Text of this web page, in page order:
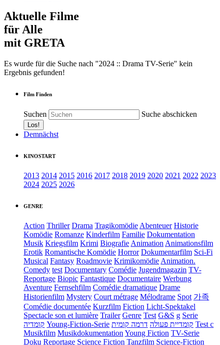
Aktuelle Filme
für Alle
mit GRETA
Es wurde für die Suche nach "2024 :: Drama TV-Serie" kein
Ergebnis gefunden!
Film Finden
Suchen Suche abschicken
Demnächst
KINOSTART
2013 2014 2015 2016 2017 2018 2019 2020 2021 2022 2023
2024 2025 2026
GENRE
Action Thriller Drama Tragikomödie Abenteuer Historie
Komödie Romanze Kinderfilm Familie Dokumentation
Musik Kriegsfilm Krimi Biografie Animation Animationsfilm
Erotik Romantische Komödie Horror Dokumentarfilm Sci-Fi
Musical Fantasy Roadmovie Krimikomödie Animation.
Comedy test Documentary Comédie Jugendmagazin TV-
Reportage Biopic Fantastique Documentaire Werbung
Aventure Fernsehfilm Comédie dramatique Drame
Historienfilm Mystery Court métrage Mélodrame Spot 가족
Comédie documentée Kurzfilm Fiction Licht-Spektakel
Spectacle son et lumière Trailer Genre Test G&S g Serie
קומדיה Young-Fiction-Serie קומדיית פעולה דרמה קומית
Test c
Musikfilm Musikdokumentation Young Fiction TV-Serie
Doku Reportage Science Fiction Tanzfilm Science-Fiction